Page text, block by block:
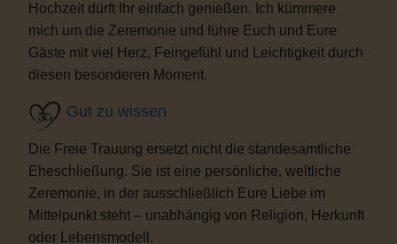
Hochzeit dürft Ihr einfach genießen. Ich kümmere
mich um die Zeremonie und führe Euch und Eure
Gäste mit viel Herz, Feingefühl und Leichtigkeit durch
diesen besonderen Moment.
Gut zu wissen
Die Freie Trauung ersetzt nicht die standesamtliche
Eheschließung. Sie ist eine persönliche, weltliche
Zeremonie, in der ausschließlich Eure Liebe im
Mittelpunkt steht – unabhängig von Religion, Herkunft
oder Lebensmodell.